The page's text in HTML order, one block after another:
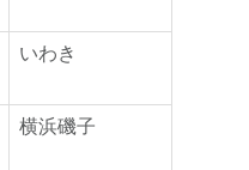
いわき
横浜磯子